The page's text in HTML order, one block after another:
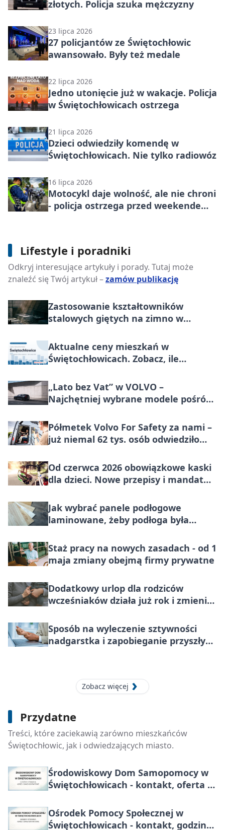
złotych. Policja szuka mężczyzny
23 lipca 2026
27 policjantów ze Świętochłowic
awansowało. Były też medale
22 lipca 2026
Jedno utonięcie już w wakacje. Policja
w Świętochłowicach ostrzega
21 lipca 2026
Dzieci odwiedziły komendę w
Świętochłowicach. Nie tylko radiowóz
16 lipca 2026
Motocykl daje wolność, ale nie chroni
- policja ostrzega przed weekendem
Lifestyle i poradniki
Odkryj interesujące artykuły i porady. Tutaj może
znaleźć się Twój artykuł –zamów publikację
Jak wybrać ciągnik rolniczy do
wielkości gospodarstwa?
Zastosowanie kształtowników
stalowych giętych na zimno w
Aktualne ceny mieszkań w
Świętochłowicach. Zobacz, ile
nieruchomości do końca lipca 2026
„Lato bez Vat” w VOLVO –
Najchętniej wybrane modele pośród
korzystniej o wartość większą niż VAT
Półmetek Volvo For Safety za nami –
już niemal 62 tys. osób odwiedziło
Od czerwca 2026 obowiązkowe kaski
dla dzieci. Nowe przepisy i mandat
Jak wybrać panele podłogowe
laminowane, żeby podłoga była
Staż pracy na nowych zasadach - od 1
maja zmiany obejmą firmy prywatne
Dodatkowy urlop dla rodziców
wcześniaków działa już rok i zmienia
Sposób na wyleczenie sztywności
nadgarstka i zapobieganie przyszłym
Zobacz więcej
Przydatne
Treści, które zaciekawią zarówno mieszkańców
Świętochłowic, jak i odwiedzających miasto.
Miejski Dom Pomocy Społecznej “Złota
Jesień” w Świętochłowicach - kontakt,
dojazd, zasady pobytu
Środowiskowy Dom Samopomocy w
Świętochłowicach - kontakt, oferta i
Ośrodek Pomocy Społecznej w
Świętochłowicach - kontakt, godziny i